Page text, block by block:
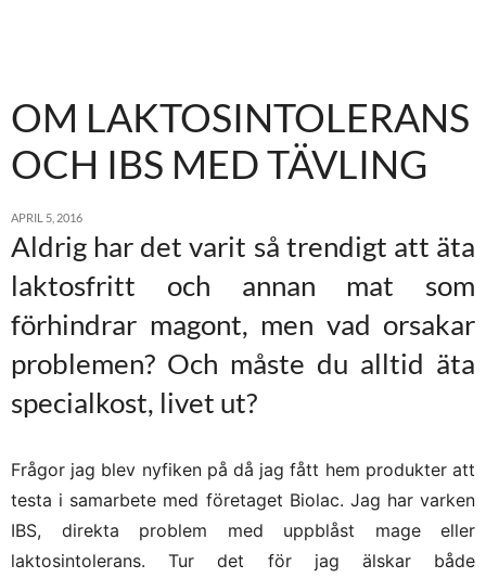
OM LAKTOSINTOLERANS
OCH IBS MED TÄVLING
APRIL 5, 2016
Aldrig har det varit så trendigt att äta
laktosfritt och annan mat som
förhindrar magont, men vad orsakar
problemen? Och måste du alltid äta
specialkost, livet ut?
Frågor jag blev nyfiken på då jag fått hem produkter att
testa i samarbete med företaget Biolac. Jag har varken
IBS, direkta problem med uppblåst mage eller
laktosintolerans. Tur det för jag älskar både